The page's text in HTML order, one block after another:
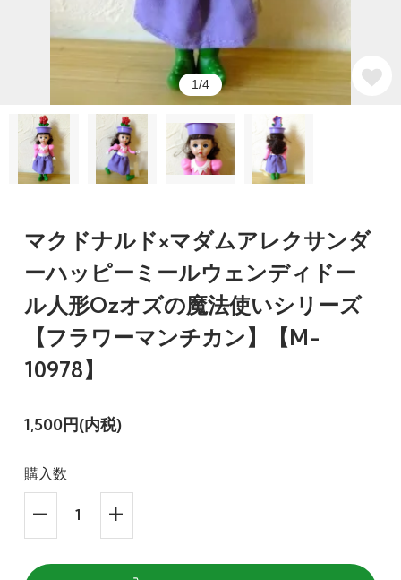
1/4
マクドナルド×マダムアレクサンダ
ーハッピーミールウェンディドー
ル人形Ozオズの魔法使いシリーズ
【フラワーマンチカン】【M-
10978】
1,500円(内税)
購入数